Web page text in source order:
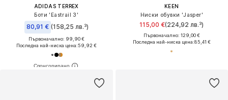
ADIDAS TERREX
Боти 'Eastrail 3'
80,91 € (158,25 лв.³)
Първоначално: 99,90 €
Последна най-ниска цена:59,92 €
KEEN
Ниски обувки 'Jasper'
115,00 €(224,92 лв.³)
Първоначално: 129,00 €
Последна най-ниска цена:85,41 €